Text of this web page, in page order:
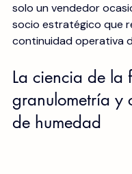
solo un vendedor
socio estratégico que
continuidad operativa
La ciencia de la
granulometría y
de humedad